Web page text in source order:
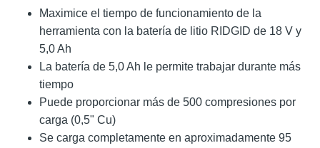
Maximice el tiempo de funcionamiento de la
herramienta con la batería de litio RIDGID de 18 V y
5,0 Ah
La batería de 5,0 Ah le permite trabajar durante más
tiempo
Puede proporcionar más de 500 compresiones por
carga (0,5" Cu)
Se carga completamente en aproximadamente 95